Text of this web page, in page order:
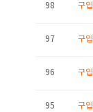
98 구입
97 구입
96 구입
95 구입